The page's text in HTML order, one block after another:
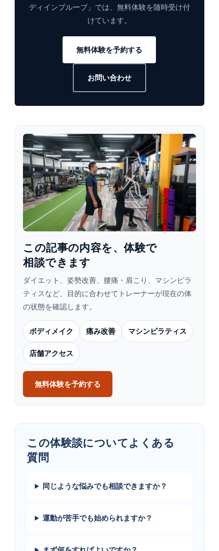
ディインプルーブ」では、無料体験を随時受け付
けています。
無料体験を予約する
お問い合わせ
この​記事の​内容を、​体験で​
相談できます
ダイエット、姿勢改善、腰痛・肩こり、マシンピラ
ティスなど、目的に合わせてトレーナーが現在の体
の状態を確認します。
ボディメイク 痛み改善 マシンピラティス
店舗アクセス
無料体験を予約する
この​体験談に​ついて​よく​ある​
質問
同じような悩みでも相談できますか？
運動が苦手でも始められますか？